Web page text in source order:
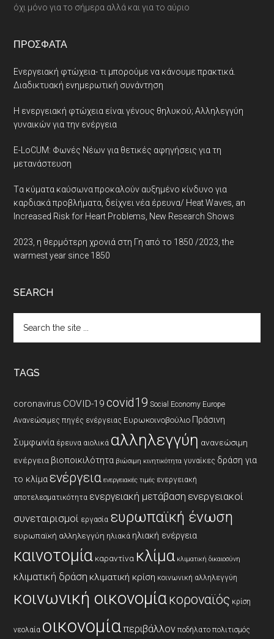
όχι μόνο για το σήμερα αλλά και για το αύριο
ΠΡΌΣΦΑΤΑ
Ενεργειακή φτώχεια- τι μπορούμε να κάνουμε πρακτικά.
Διαδικτυακή ενημερωτική συνάντηση
Η ενεργειακή φτώχεια είναι γένους θηλυκού; Αλληλεγγύη
γυναικών για την ενέργεια
E-LoCUM: Φωνές Νέων για θετικές αφηγήσεις για τη
μετανάστευση
Tα κύματα καύσωνα προκαλούν αυξημένο κίνδυνο για
καρδιακά προβλήματα, δείχνει νέα έρευνα/ Heat Waves, an
Increased Risk for Heart Problems, New Research Shows
2023, η θερμότερη χρονιά στη Γη από το 1850 /2023, the
warmest year since 1850
SEARCH
the
TAGS
coronavirus COVID-19 covid19 Social Economy Europe
Ανανεώσιμες πηγές ενέργειας Ευρωκοινοβούλιο Πράσινη
Συμφωνία έρευνα αιολικά αλληλεγγύη ανανεώσιμη
ενέργεια βιοποικιλότητα βιώσιμη κινητικότητα γυναίκες δράση για
το κλίμαενέργεια ενεργειακές τιμές ενεργειακή
αποτελεσματικότητα ενεργειακή μετάβαση ενεργειακοί
συνεταιρισμοί εργασία ευρωπαϊκή ένωση
ευρωπαϊκή αλληλεγγύη ηλιακά ηλιακή ενέργεια
καινοτομία καραντίνα κλίμα κλιματική δικαιοσύνη
κλιματική δράση κλιματική κρίση κοινωνική αλληλεγγύη
κοινωνική οικονομίακοροναϊός κρίση
νεολαία οικονομίαπεριβάλλον ποδήλατο πολιτισμός